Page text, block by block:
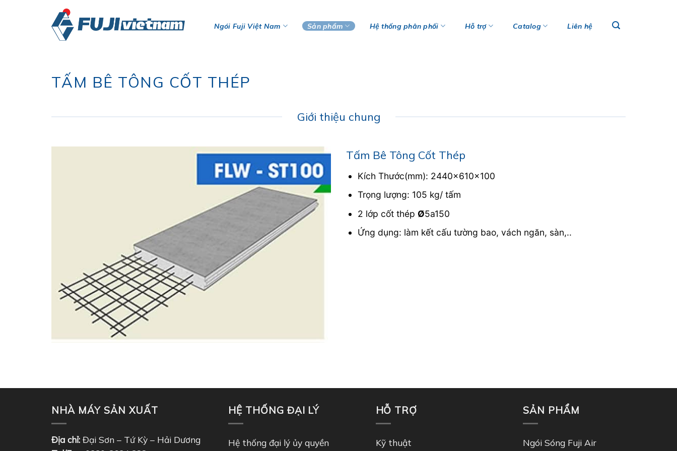
Ngói Fuji Việt Nam Sản phẩm Hệ thống phân phối Hỗ trợ Catalog Liên hệ
TẤM BÊ TÔNG CỐT THÉP
Giới thiệu chung
Tấm Bê Tông Cốt Thép
Kích Thước(mm): 2440x610x100
Trọng lượng: 105 kg/ tấm
2 lớp cốt thép Ø5a150
Ứng dụng: làm kết cấu tường bao, vách ngăn, sàn,..
NHÀ MÁY SẢN XUẤT
Địa chỉ: Đại Sơn – Tứ Kỳ – Hải Dương
HỆ THỐNG ĐẠI LÝ
Hệ thống đại lý ủy quyền
HỖ TRỢ
Kỹ thuật
SẢN PHẨM
Ngói Sóng Fuji Air